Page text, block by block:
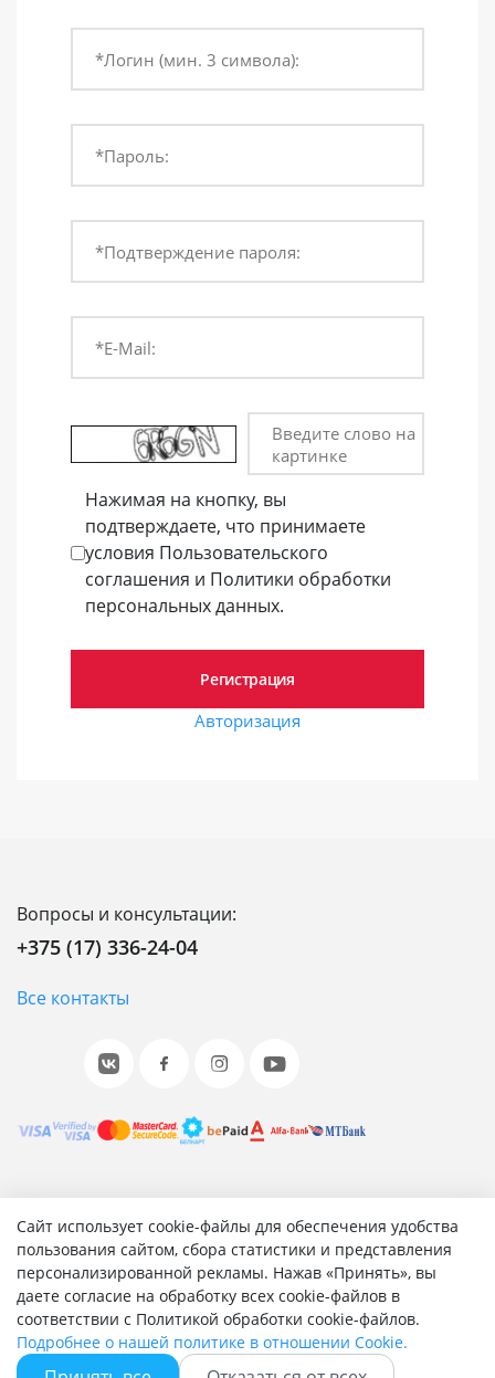
Сайт использует cookie-файлы для обеспечения удобства
пользования сайтом, сбора статистики и представления
персонализированной рекламы. Нажав «Принять», вы
даете согласие на обработку всех cookie-файлов в
соответствии с Политикой обработки cookie-файлов.
Подробнее о нашей политике в отношении Cookie.
*Логин (мин. 3 символа):
*Пароль:
*Подтверждение пароля:
*E-Mail:
Введите слово на
картинке
Нажимая на кнопку, вы
подтверждаете, что принимаете
условия Пользовательского
соглашения и Политики обработки
персональных данных.
Авторизация
Вопросы и консультации:
+375 (17) 336-24-04
Все контакты
© 2001-2026 «Битрикс», «1С-Битрикс». Работает на 1С-
Битрикс: Управление сайтом.
Согласие на обработку персональных данных
Отзыв согласия на обработку персональных данных
Политика обработки персональных данных
Соглашение об использовании сайта